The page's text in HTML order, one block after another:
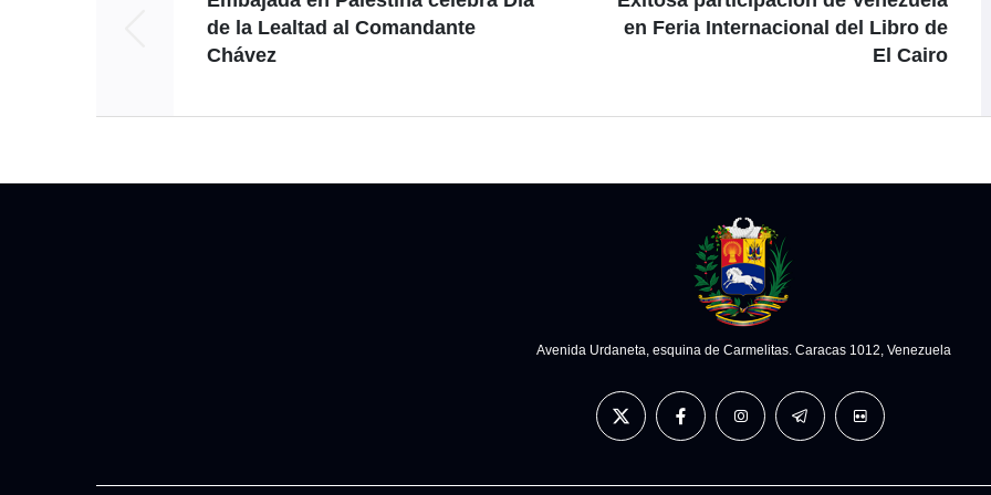
de la Lealtad al Comandante
Chávez
en Feria Internacional del Libro de
El Cairo
Avenida Urdaneta, esquina de Carmelitas. Caracas 1012, Venezuela